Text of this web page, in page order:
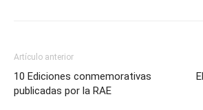
Artículo anterior
10 Ediciones conmemorativas
publicadas por la RAE